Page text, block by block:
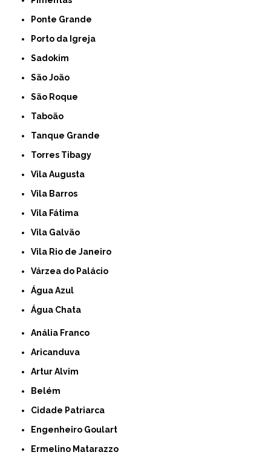
Ponte Grande
Porto da Igreja
Sadokim
São João
São Roque
Taboão
Tanque Grande
Torres Tibagy
Vila Augusta
Vila Barros
Vila Fátima
Vila Galvão
Vila Rio de Janeiro
Várzea do Palácio
Água Azul
Água Chata
Anália Franco
Aricanduva
Artur Alvim
Belém
Cidade Patriarca
Engenheiro Goulart
Ermelino Matarazzo